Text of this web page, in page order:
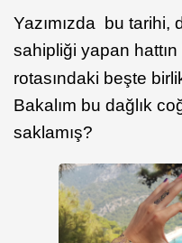
Yazımızda bu tarihi,
sahipliği yapan hattın
rotasındaki beşte
Bakalım bu dağlık
saklamış?